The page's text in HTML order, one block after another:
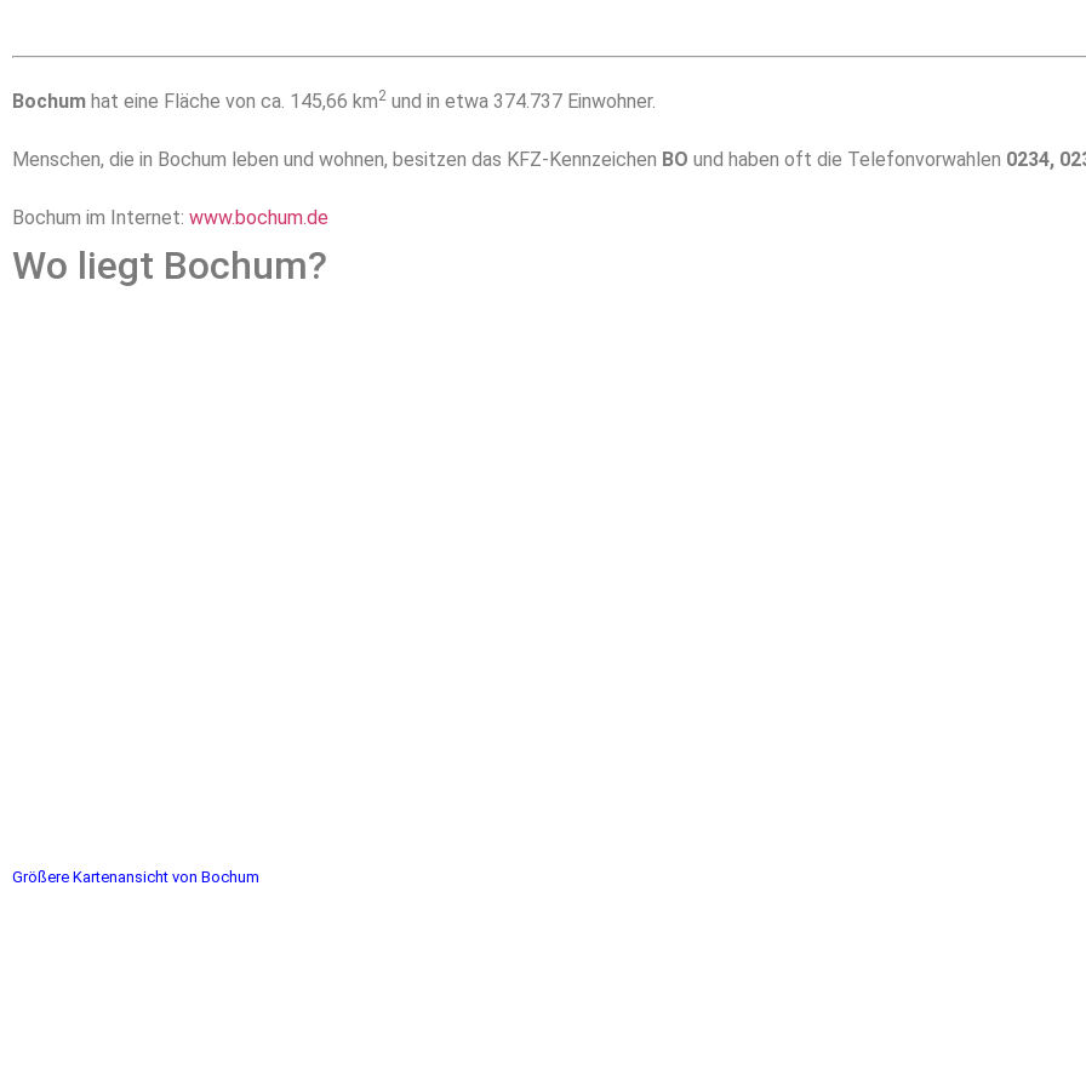
Bochum hat eine Fläche von ca. 145,66 km2 und in etwa 374.737 Einwohner.
Menschen, die in Bochum leben und wohnen, besitzen das KFZ-Kennzeichen BO und haben oft die Telefonvorwahlen 0234,
Bochum im Internet: www.bochum.de
Wo liegt Bochum?
Größere Kartenansicht von Bochum